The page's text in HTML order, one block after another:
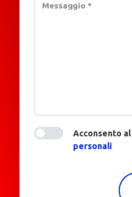
Messaggio *
Acconsento al
personali